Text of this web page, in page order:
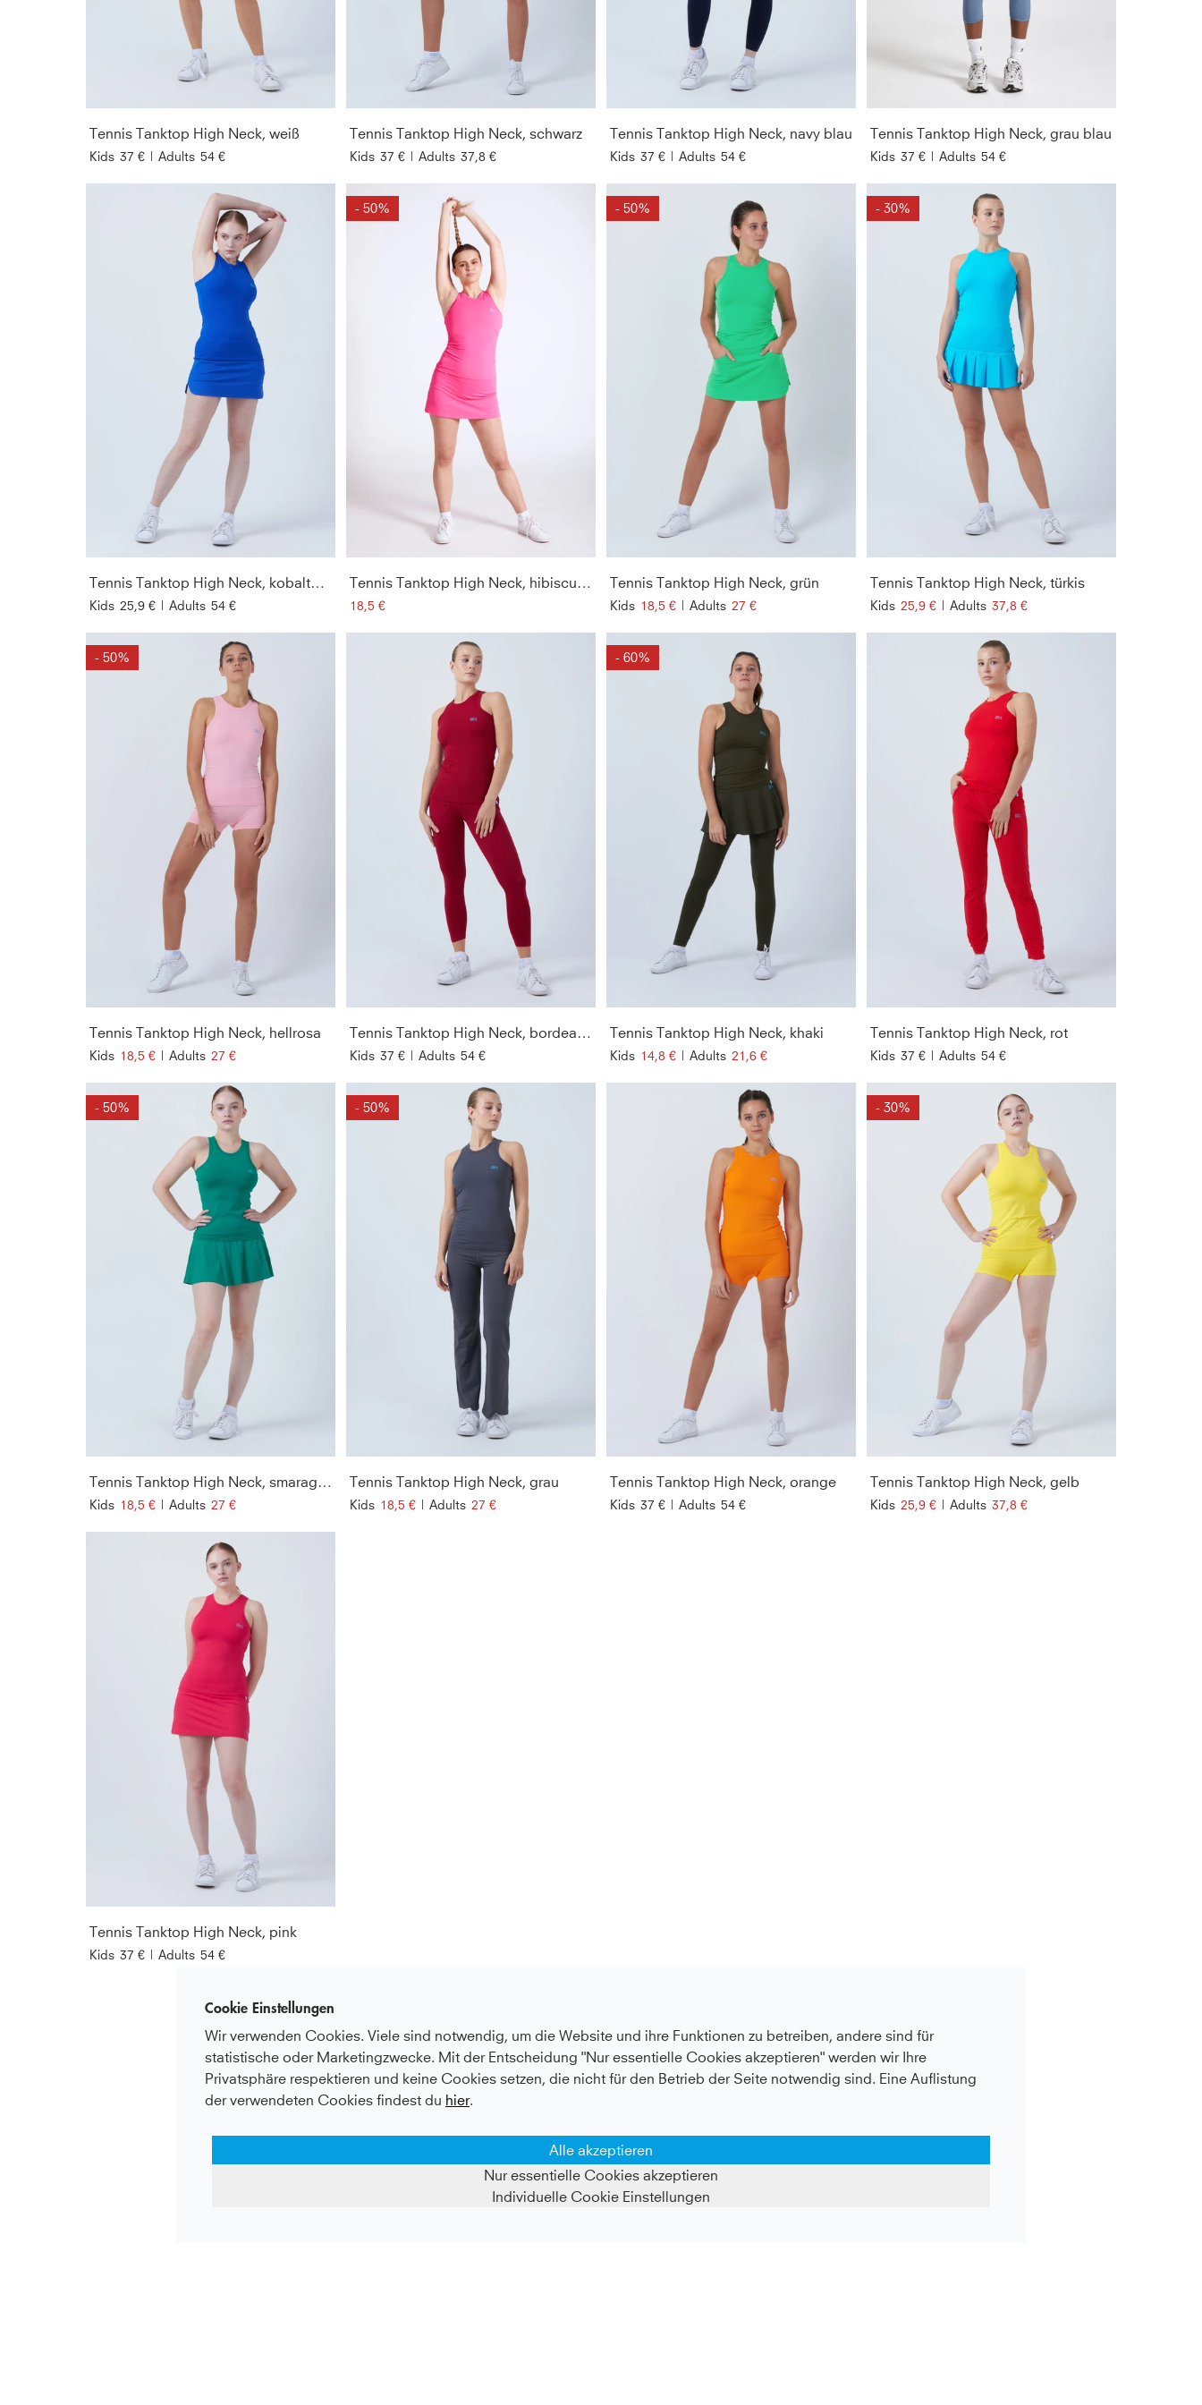
Tennis Tanktop High Neck, weiß
Kids 37 € | Adults 54 €
Tennis Tanktop High Neck, schwarz
Kids 37 € | Adults 37,8 €
Tennis Tanktop High Neck, navy blau
Kids 37 € | Adults 54 €
Tennis Tanktop High Neck, grau blau
Kids 37 € | Adults 54 €
Tennis Tanktop High Neck, kobaltblau
Kids 25,9 € | Adults 54 €
- 50%
Tennis Tanktop High Neck, hibiscus pink
18,5 €
- 50%
Tennis Tanktop High Neck, grün
Kids 18,5 € | Adults 27 €
- 30%
Tennis Tanktop High Neck, türkis
Kids 25,9 € | Adults 37,8 €
- 50%
Tennis Tanktop High Neck, hellrosa
Kids 18,5 € | Adults 27 €
Tennis Tanktop High Neck, bordeaux rot
Kids 37 € | Adults 54 €
- 60%
Tennis Tanktop High Neck, khaki
Kids 14,8 € | Adults 21,6 €
Tennis Tanktop High Neck, rot
Kids 37 € | Adults 54 €
- 50%
Tennis Tanktop High Neck, smaragd grün
Kids 18,5 € | Adults 27 €
- 50%
Tennis Tanktop High Neck, grau
Kids 18,5 € | Adults 27 €
Tennis Tanktop High Neck, orange
Kids 37 € | Adults 54 €
- 30%
Tennis Tanktop High Neck, gelb
Kids 25,9 € | Adults 37,8 €
Tennis Tanktop High Neck, pink
Kids 37 € | Adults 54 €
Cookie Einstellungen
Wir verwenden Cookies. Viele sind notwendig, um die Website und ihre Funktionen zu betreiben, andere sind für
statistische oder Marketingzwecke. Mit der Entscheidung "Nur essentielle Cookies akzeptieren" werden wir Ihre
Privatsphäre respektieren und keine Cookies setzen, die nicht für den Betrieb der Seite notwendig sind. Eine Auflistung
der verwendeten Cookies findest du hier.
Alle akzeptieren
Nur essentielle Cookies akzeptieren
Individuelle Cookie Einstellungen